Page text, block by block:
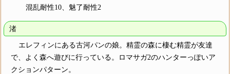
混乱耐性10、魅了耐性2
渚
エレフィンにある古河パンの娘。精霊の森に棲む精霊が友達
で、よく森へ遊びに行っている。ロマサガ2のハンターっぽいア
クションパターン。